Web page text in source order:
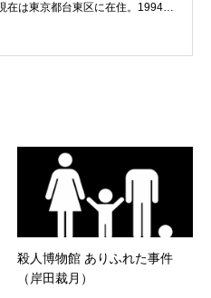
在は東京都台東区に在住。1994年
出会ったのをきかっけに、フリ
ベートでは、井上円了哲学塾の第
して「哲学カフェ＠神保町」の世
以降は「なごテツ」のオンライン
人を務める。趣味は考えること。
殺人博物館 ありふれた事件
（岸田裁月）